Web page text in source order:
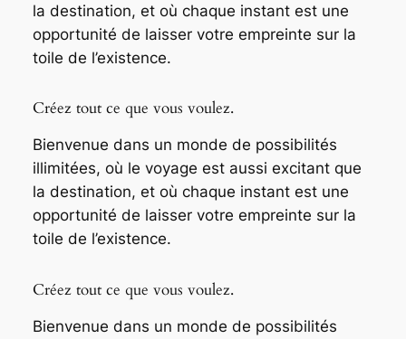
la destination, et où chaque instant est une
opportunité de laisser votre empreinte sur la
toile de l’existence.
Créez tout ce que vous voulez.
Bienvenue dans un monde de possibilités
illimitées, où le voyage est aussi excitant que
la destination, et où chaque instant est une
opportunité de laisser votre empreinte sur la
toile de l’existence.
Créez tout ce que vous voulez.
Bienvenue dans un monde de possibilités